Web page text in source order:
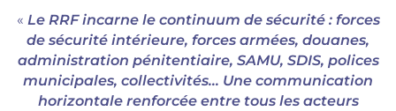
« Le RRF incarne le continuum de sécurité : forces
de sécurité intérieure, forces armées, douanes,
administration pénitentiaire, SAMU, SDIS, polices
municipales, collectivités… Une communication
horizontale renforcée entre tous les acteurs